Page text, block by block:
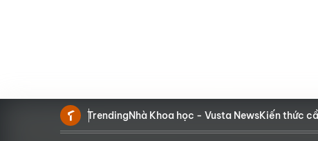
TrendingNhà Khoa học - Vusta NewsKiến thức